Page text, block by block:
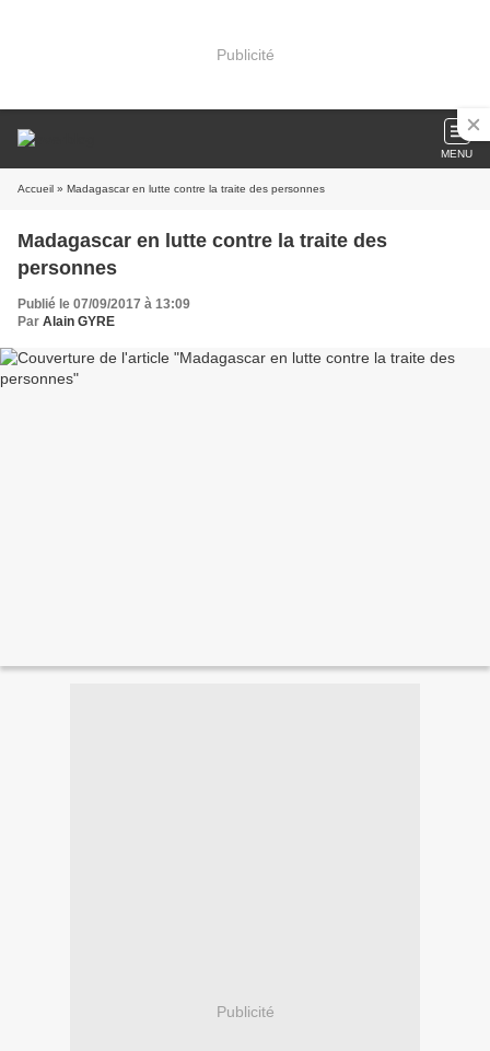
Publicité
MENU
Accueil » Madagascar en lutte contre la traite des personnes
Madagascar en lutte contre la traite des
personnes
Publié le 07/09/2017 à 13:09
Par Alain GYRE
Publicité